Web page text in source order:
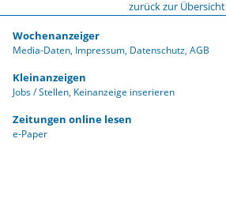
zurück zur Übersicht
Wochenanzeiger
Media-Daten Impressum Datenschutz AGB
Kleinanzeigen
Jobs / Stellen Keinanzeige inserieren
Zeitungen online lesen
e-Paper